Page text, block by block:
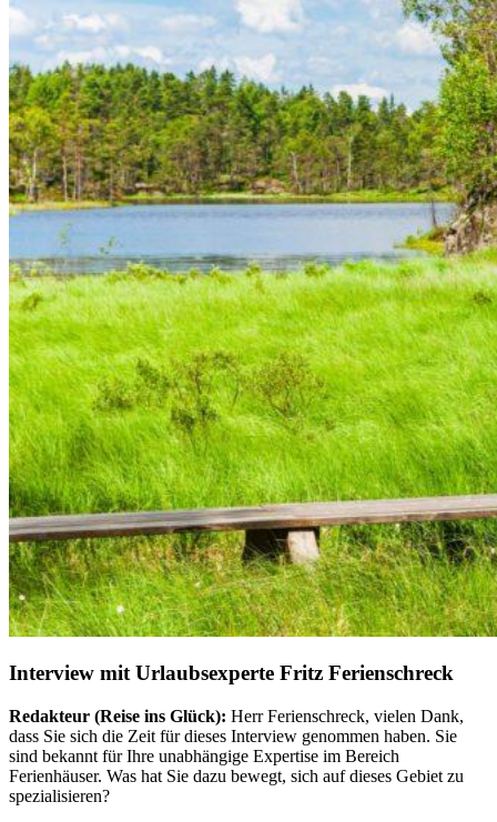
Interview mit Urlaubsexperte Fritz Ferienschreck
Redakteur (Reise ins Glück): Herr Ferienschreck, vielen Dank,
dass Sie sich die Zeit für dieses Interview genommen haben. Sie
sind bekannt für Ihre unabhängige Expertise im Bereich
Ferienhäuser. Was hat Sie dazu bewegt, sich auf dieses Gebiet zu
spezialisieren?